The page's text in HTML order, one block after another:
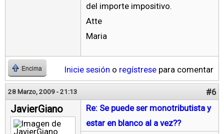
del importe impositivo.
Atte
Maria
Encima Inicie sesión o regístrese para comentar
28 Marzo, 2009 - 21:13 #6
JavierGiano
Re: Se puede ser monotributista y
estar en blanco al a vez??